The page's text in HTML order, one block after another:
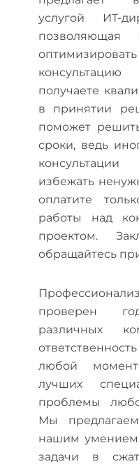
услугой ИТ-
получаете
в принятии
поможет
сроки, ведь
избежать
оплатите
работы над
проектом.
обращайтесь
проверен
различных
любой
лучших
проблемы
Мы
нашим умением
задачи в